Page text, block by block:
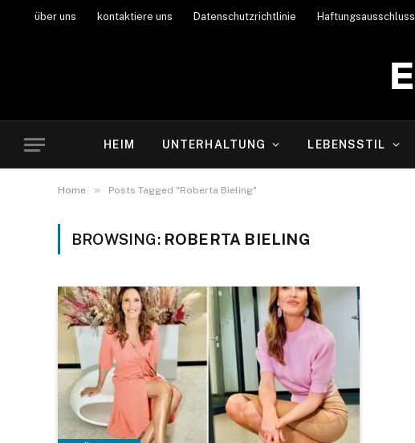
über uns kontaktiere uns Datenschutzrichtlinie Haftungsausschluss
HEIM UNTERHALTUNG LEBENSSTIL
Home » Posts Tagged "Roberta Bieling"
BROWSING: ROBERTA BIELING